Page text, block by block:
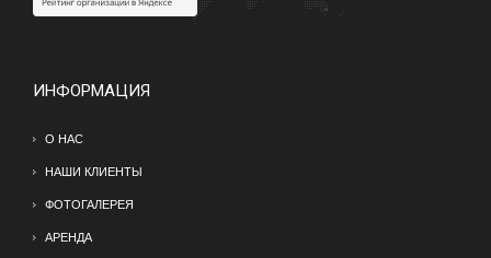
ИНФОРМАЦИЯ
О НАС
НАШИ КЛИЕНТЫ
ФОТОГАЛЕРЕЯ
АРЕНДА